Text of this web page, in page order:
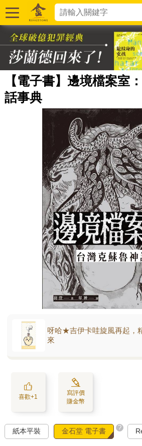
【電子書】邊境檔案室
話事典
呀哈★吉伊卡哇旋風再起，
來
喜歡+1
寫評價
賺金幣
紙本平裝 金石堂 電子書 ?